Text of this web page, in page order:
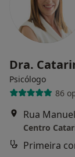
Dra.
Psicólogo
86
Rua
Centro
Primeira